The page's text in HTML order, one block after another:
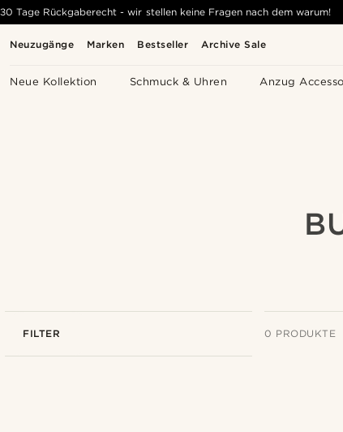
Neuzugänge Marken Bestseller Archive Sale
Neue Kollektion Schmuck & Uhren Anzug
30 Tage Rückgaberecht - wir stellen keine Fragen nach dem warum!
FILTER 0 PRODUKTE